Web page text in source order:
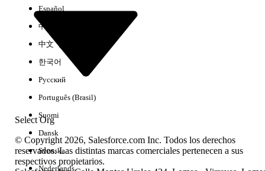
No hay resultados
Select Org
Español
中文（简体）
中文（繁體）
한국어
Русский
Português (Brasil)
Suomi
Dansk
Svenska
Nederlands
© Copyright 2026, Salesforce.com Inc. Todos los derechos
reservados. Las distintas marcas comerciales pertenecen a sus
respectivos propietarios.